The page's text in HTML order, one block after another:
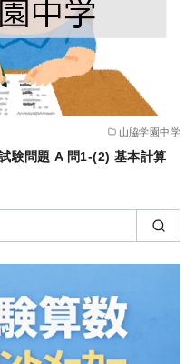
山脇学園中学
験問題 A 問1-(2) 基本計算